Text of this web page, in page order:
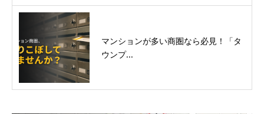
マンションが多い商圏なら必見！「タ
ウンプ...